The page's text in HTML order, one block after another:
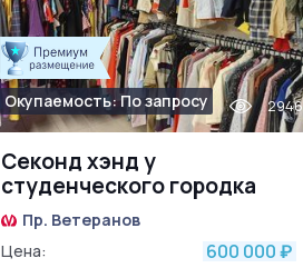
Секонд хэнд у
студенческого городка
Окупаемость: По запросу 2946
Пр. Ветеранов
Цена:
600 000 ₽